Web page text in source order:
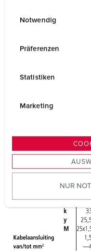
s
u
w
l
Notwendig
Präferenzen
Statistiken
Marketing
NUR